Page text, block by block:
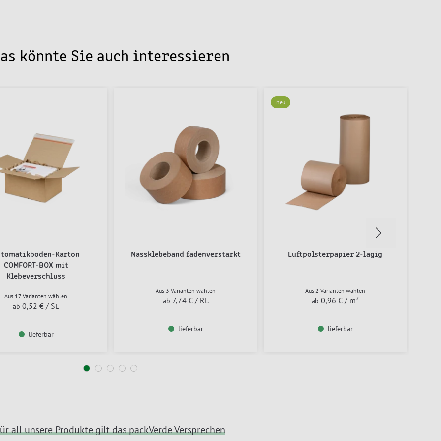
könnte Sie auch interessieren
Karton
COMFORT-BOX mit
Klebeverschluss
Aus 17 Varianten wählen
ab 0,52 € / St.
lieferbar
Nassklebeband fadenverstärkt
Aus 3 Varianten wählen
ab 7,74 € / Rl.
lieferbar
neu
Luftpolsterpapier 2-lagig
Aus 2 Varianten wählen
ab 0,96 € / m²
lieferbar
all unsere Produkte gilt das packVerde Versprechen